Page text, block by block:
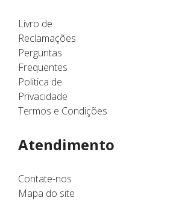
Livro de
Reclamações
Perguntas
Frequentes
Politica de
Privacidade
Termos e Condições
Atendimento
Contate-nos
Mapa do site